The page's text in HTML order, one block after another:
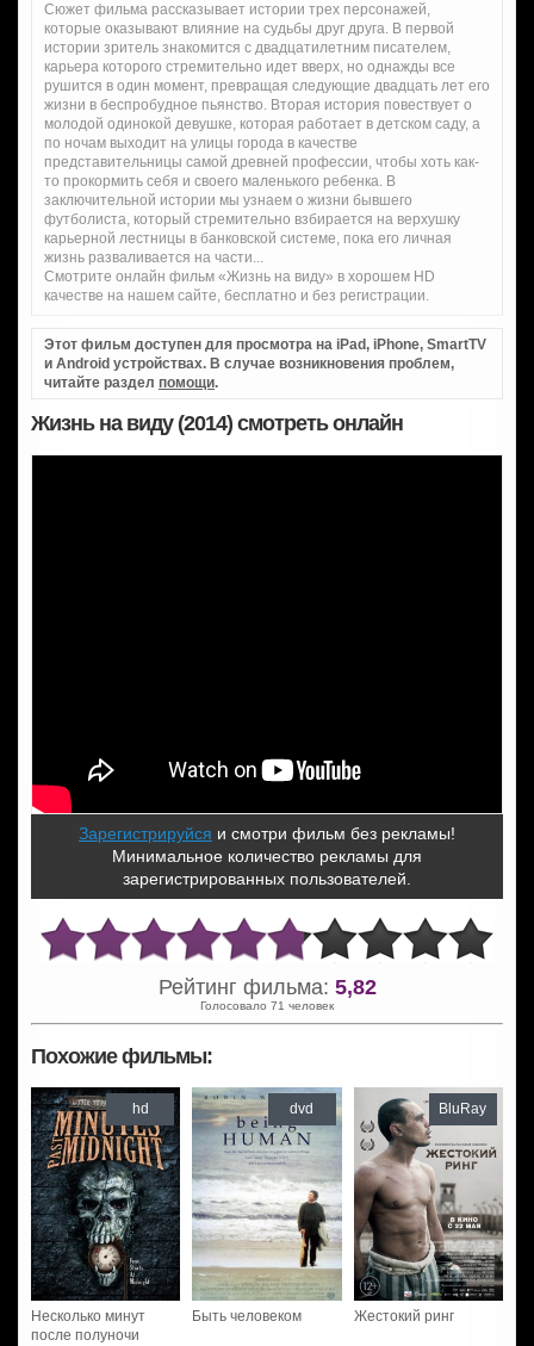
Сюжет фильма рассказывает истории трех персонажей,
которые оказывают влияние на судьбы друг друга. В первой
истории зритель знакомится с двадцатилетним писателем,
карьера которого стремительно идет вверх, но однажды все
рушится в один момент, превращая следующие двадцать лет его
жизни в беспробудное пьянство. Вторая история повествует о
молодой одинокой девушке, которая работает в детском саду, а
по ночам выходит на улицы города в качестве
представительницы самой древней профессии, чтобы хоть как-
то прокормить себя и своего маленького ребенка. В
заключительной истории мы узнаем о жизни бывшего
футболиста, который стремительно взбирается на верхушку
карьерной лестницы в банковской системе, пока его личная
жизнь разваливается на части...
Смотрите онлайн фильм «Жизнь на виду» в хорошем HD
качестве на нашем сайте, бесплатно и без регистрации.
Этот фильм доступен для просмотра на iPad, iPhone, SmartTV
и Android устройствах. В случае возникновения проблем,
читайте раздел помощи.
Жизнь на виду (2014) смотреть онлайн
Зарегистрируйся и смотри фильм без рекламы!
Минимальное количество рекламы для
зарегистрированных пользователей.
Рейтинг фильма: 5,82
Голосовало 71 человек
Похожие фильмы:
Несколько минут
после полуночи
hd
Быть человеком
dvd
Жестокий ринг
BluRay